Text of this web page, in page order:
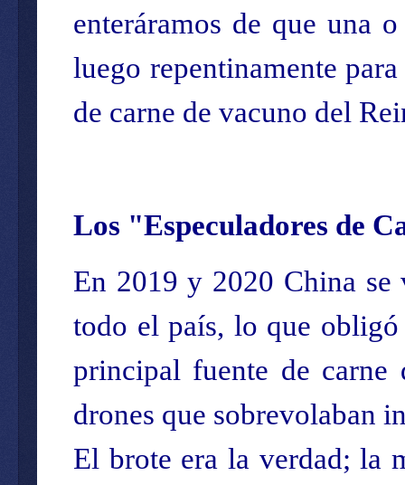
enteráramos de que una
luego repentinamente
de carne de vacuno del
Los "Especuladores de
En 2019 y 2020 China
todo el país, lo que
principal fuente de carne
drones que sobrevolaban
El brote era la verdad; la